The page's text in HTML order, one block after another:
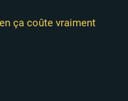
ça coûte vraiment